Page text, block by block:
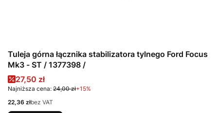
Tuleja górna łącznika stabilizatora tylnego Ford Focus
Mk3 - ST / 1377398 /
Cena promocyjna
27,50 zł
Najniższa cena: 24,00 zł+15%
Cena
22,36 złbez VAT